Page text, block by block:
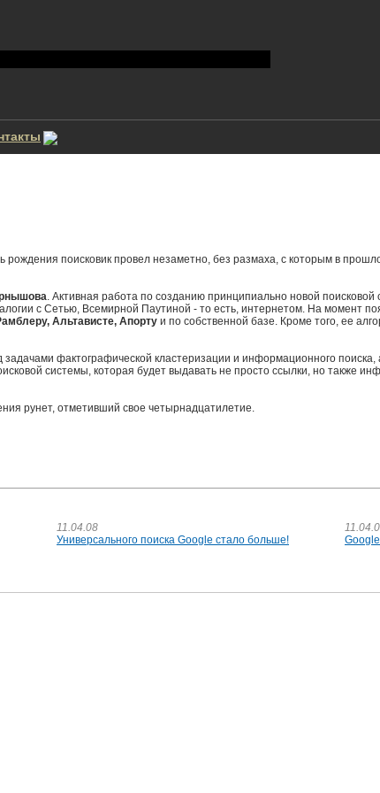
рождения поисковик провел незаметно, без размаха, с которым в
. Активная работа по созданию принципиально новой поисковой
с Сетью, Всемирной Паутиной - то есть, интернетом. На момент
Альтависте, Апорту и по собственной базе. Кроме того, ее
фактографической кластеризации и информационного поиска,
системы, которая будет выдавать не просто ссылки, но также
рунет, отметивший свое четырнадцатилетие.
11.04.08
Универсального поиска Google стало больше!